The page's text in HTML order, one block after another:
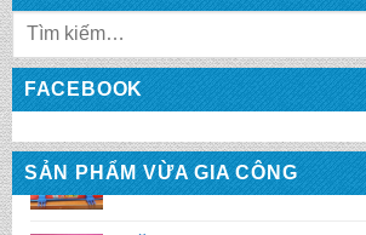
FACEBOOK
SẢN PHẨM VỪA GIA CÔNG